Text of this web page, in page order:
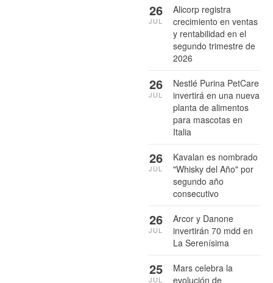
Alicorp registra
crecimiento en ventas
y rentabilidad en el
segundo trimestre de
2026
26
JUL
Nestlé Purina PetCare
invertirá en una nueva
planta de alimentos
para mascotas en
Italia
26
JUL
Kavalan es nombrado
"Whisky del Año" por
segundo año
consecutivo
26
JUL
Arcor y Danone
invertirán 70 mdd en
La Serenísima
26
JUL
Mars celebra la
evolución de
25
JUL